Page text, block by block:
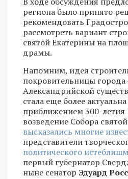
региона было принято
рекомендовать
рассмотреть вариант
святой Екатерины на
драмы.
Напомним, идея
покровительницы города
Александрийской
стала еще более
приближением 300-летия
возведение Собора
высказались многие
представители
политического
первый губернатор
ныне сенатор Эдуард